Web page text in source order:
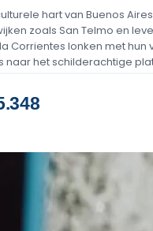
hart van Buenos
zoals San Telmo en
Corrientes lonken met hun
naar het schilderachtige